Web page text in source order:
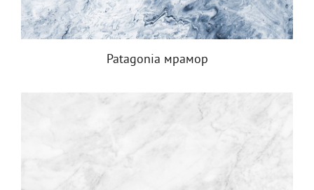
Patagonia мрамор